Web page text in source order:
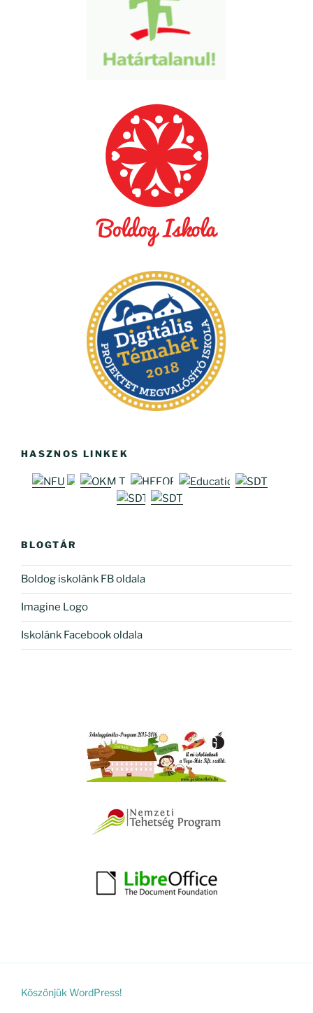
HASZNOS LINKEK
BLOGTÁR
Boldog iskolánk FB oldala
Imagine Logo
Iskolánk Facebook oldala
Köszönjük WordPress!